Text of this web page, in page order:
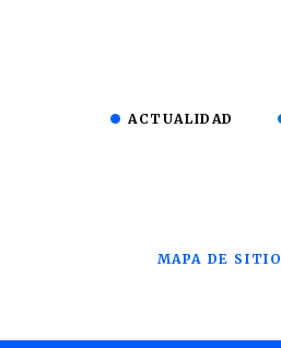
ACTUALIDAD
MAPA DE SITIO